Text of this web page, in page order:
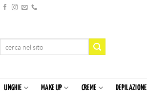
UNGHIE MAKE UP CREME DEPILAZIONE